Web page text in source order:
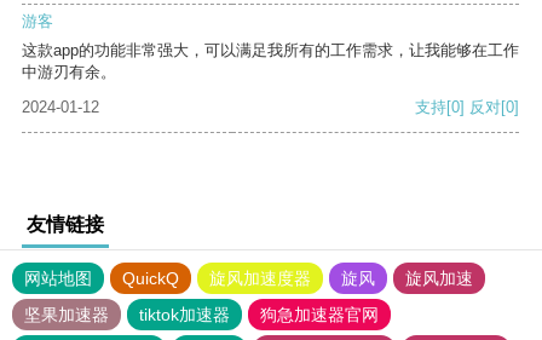
游客
这款app的功能非常强大，可以满足我所有的工作需求，让我能够在工作
中游刃有余。
2024-01-12
支持[0] 反对[0]
友情链接
网站地图 QuickQ 旋风加速度器 旋风
旋风加速
坚果加速器
tiktok加速器
狗急加速器官网